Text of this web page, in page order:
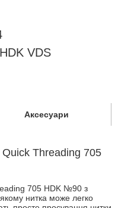
VDS
Аксесуари
Quick Threading 705
705 HDK №90 з
нитка може легко